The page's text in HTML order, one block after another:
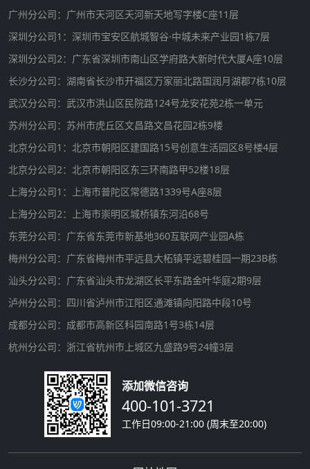
广州分公司：广州市天河区天河新天地写字楼C座11层
深圳分公司1：深圳市宝安区航城智谷·中城未来产业园1栋7层
深圳分公司2：广东省深圳市南山区学府路大新时代大厦A座10层
长沙分公司：湖南省长沙市开福区万家丽北路国润月湖郡7栋10层
武汉分公司：武汉市洪山区民院路124号龙安花苑2栋一单元
苏州分公司：苏州市虎丘区文昌路文昌花园2栋9楼
北京分公司1：北京市朝阳区建国路15号创意生活园区8号楼4层
北京分公司2：北京市朝阳区东三环南路甲52楼18层
上海分公司1：上海市普陀区常德路1339号A座8层
上海分公司2：上海市崇明区城桥镇东河沿68号
东莞分公司：广东省东莞市新基地360互联网产业园A栋
梅州分公司：广东省梅州市平远县大柘镇平远碧桂园一期23B栋
汕头分公司：广东省汕头市龙湖区长平东路金叶华庭2期9层
泸州分公司：四川省泸州市江阳区通滩镇向阳路中段10号
成都分公司：成都市高新区科园南路1号3栋14层
杭州分公司：浙江省杭州市上城区九盛路9号24幢3层
添加微信咨询
400-101-3721
工作日09:00-21:00 (周末至20:00)